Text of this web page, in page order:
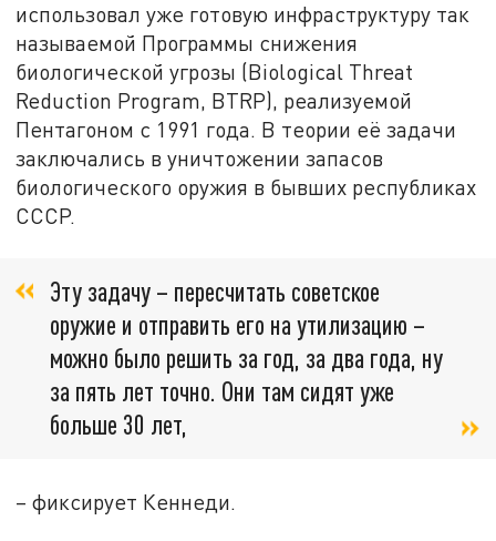
использовал уже готовую инфраструктуру так
называемой Программы снижения
биологической угрозы (Biological Threat
Reduction Program, BTRP), реализуемой
Пентагоном с 1991 года. В теории её задачи
заключались в уничтожении запасов
биологического оружия в бывших республиках
СССР.
Эту задачу – пересчитать советское
оружие и отправить его на утилизацию –
можно было решить за год, за два года, ну
за пять лет точно. Они там сидят уже
больше 30 лет,
– фиксирует Кеннеди.